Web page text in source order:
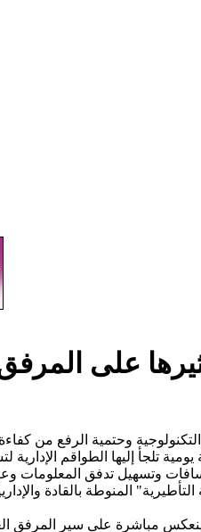
على
وحتمية الرفع من
المنوطة بالقادة